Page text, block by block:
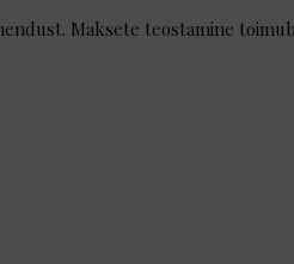
Maksete teostamine